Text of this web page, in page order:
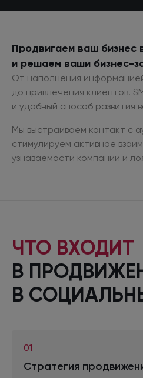
Продвигаем ваш бизнес
и решаем ваши бизнес-
От наполнения
до привлечения клиентов.
и удобный способ развития
Мы выстраиваем контакт с
стимулируем активное
узнаваемости компании и
ЧТО ВХОДИТ
В
В
01
Стратегия